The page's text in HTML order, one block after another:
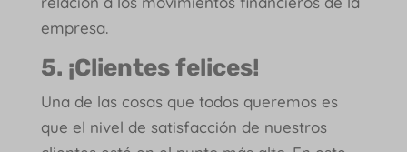
empresa.
5. ¡Clientes felices!
Una de las cosas que todos queremos es
que el nivel de satisfacción de nuestros